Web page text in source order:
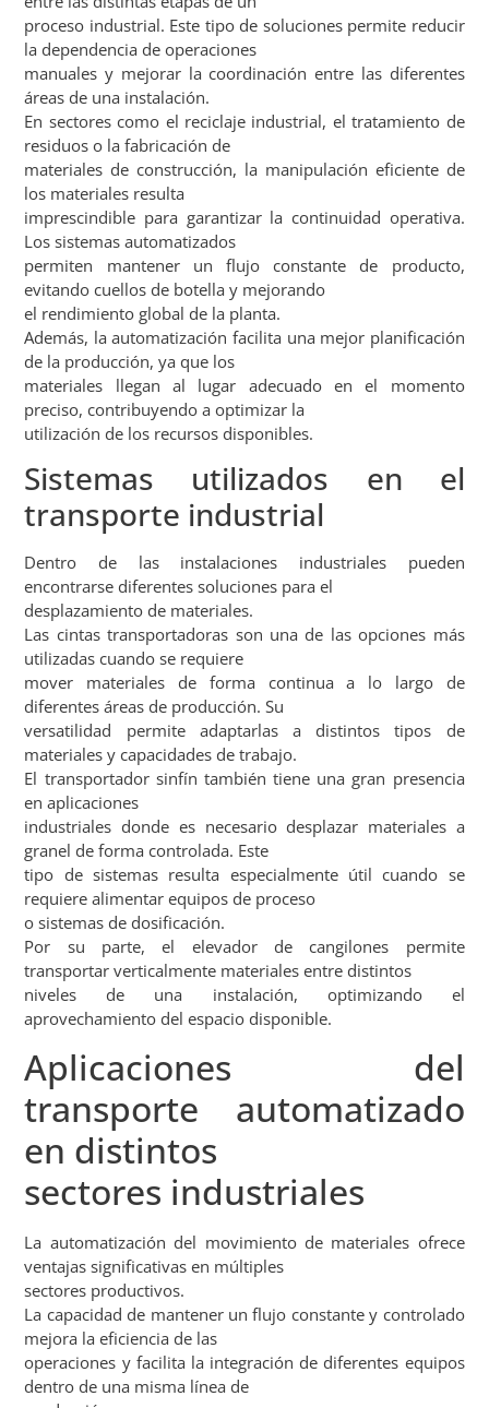
proceso industrial. Este tipo de soluciones permite reducir
la dependencia de operaciones
manuales y mejorar la coordinación entre las diferentes
áreas de una instalación.
En sectores como el reciclaje industrial, el tratamiento de
residuos o la fabricación de
materiales de construcción, la manipulación eficiente de
los materiales resulta
imprescindible para garantizar la continuidad operativa.
Los sistemas automatizados
permiten mantener un flujo constante de producto,
evitando cuellos de botella y mejorando
el rendimiento global de la planta.
Además, la automatización facilita una mejor planificación
de la producción, ya que los
materiales llegan al lugar adecuado en el momento
preciso, contribuyendo a optimizar la
utilización de los recursos disponibles.
Sistemas utilizados en el
transporte industrial
Dentro de las instalaciones industriales pueden
encontrarse diferentes soluciones para el
desplazamiento de materiales.
Las cintas transportadoras son una de las opciones más
utilizadas cuando se requiere
mover materiales de forma continua a lo largo de
diferentes áreas de producción. Su
versatilidad permite adaptarlas a distintos tipos de
materiales y capacidades de trabajo.
El transportador sinfín también tiene una gran presencia
en aplicaciones
industriales donde es necesario desplazar materiales a
granel de forma controlada. Este
tipo de sistemas resulta especialmente útil cuando se
requiere alimentar equipos de proceso
o sistemas de dosificación.
Por su parte, el elevador de cangilones permite
transportar verticalmente materiales entre distintos
niveles de una instalación, optimizando el
aprovechamiento del espacio disponible.
Aplicaciones del
transporte automatizado
en distintos
sectores industriales
La automatización del movimiento de materiales ofrece
ventajas significativas en múltiples
sectores productivos.
La capacidad de mantener un flujo constante y controlado
mejora la eficiencia de las
operaciones y facilita la integración de diferentes equipos
dentro de una misma línea de